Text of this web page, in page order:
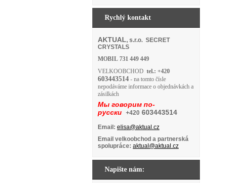
Rychlý kontakt
AKTUAL, s.r.o. SECRET
CRYSTALS
MOBIL 731 449 449
VELKOOBCHOD tel.: +420
603443514 - na tomto čísle
nepodáváme informace o objednávkách a
zásilkách
Мы говорим по-
русски +420 603443514
Email: elisa@aktual.cz
Email velkoobchod a partnerská
spolupráce: aktual@aktual.cz
Napište nám: